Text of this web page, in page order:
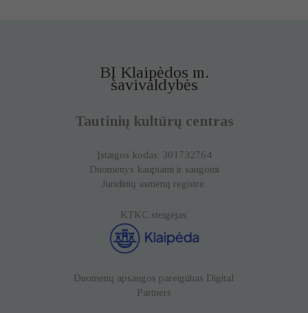
BĮ Klaipėdos m.
savivaldybės
Tautinių kultūrų centras
Įstaigos kodas: 301732764
Duomenys kaupiami ir saugomi
Juridinių asmenų registre.
KTKC steigėjas:
Duomenų apsaugos pareigūnas Digital
Partners